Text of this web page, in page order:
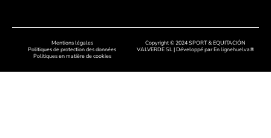
Mentions légales
Politiques de protection des données
Politiques en matière de cookies
Copyright © 2024 SPORT & EQUITACIÓN
VALVERDE SL | Développé parEn lignehuelva®